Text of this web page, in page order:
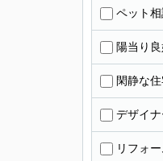
ペット相
陽当り
閑静な
デザイ
リフォ